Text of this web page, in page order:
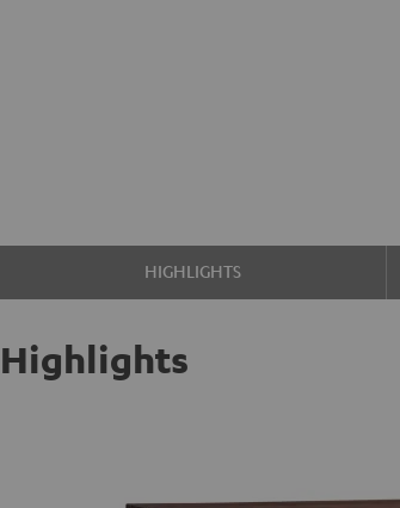
HIGHLIGHTS
Highlights